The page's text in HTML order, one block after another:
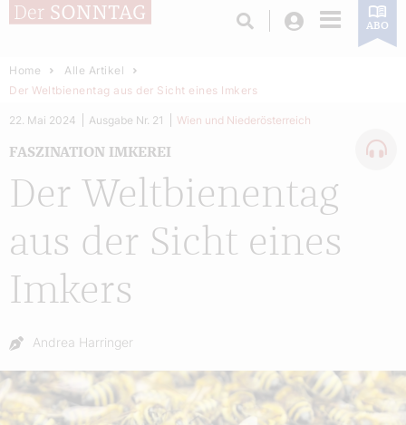
Login ABO
Home
Alle Artikel
Der Weltbienentag aus der Sicht eines Imkers
Der Weltbienentag
aus der Sicht eines
Imkers
FASZINATION IMKEREI
22. Mai 2024 Ausgabe Nr. 21 Wien und Niederösterreich
Autor:
Andrea Harringer